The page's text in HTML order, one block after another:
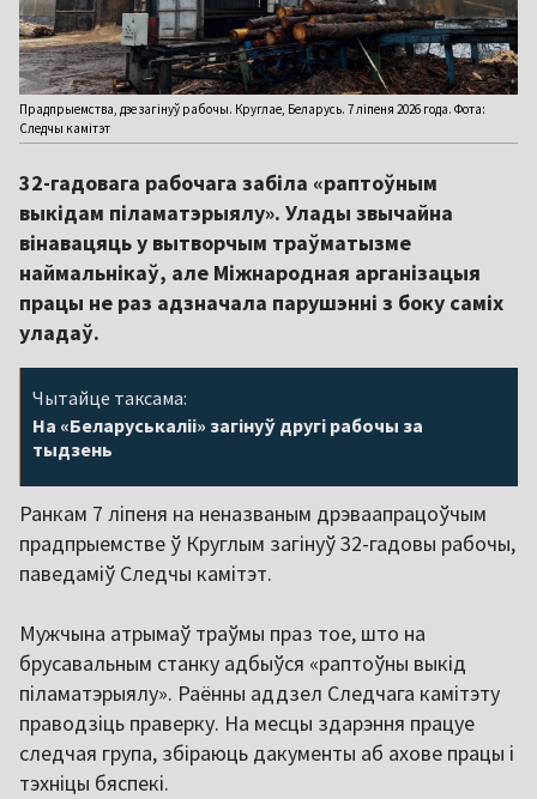
Прадпрыемства, дзе загінуў рабочы. Круглае, Беларусь. 7 ліпеня 2026 года. Фота:
Следчы камітэт
32-гадовага рабочага забіла «раптоўным
выкідам піламатэрыялу». Улады звычайна
вінавацяць у вытворчым траўматызме
наймальнікаў, але Міжнародная арганізацыя
працы не раз адзначала парушэнні з боку саміх
уладаў.
Чытайце таксама:
На «Беларуськаліі» загінуў другі рабочы за
тыдзень
Ранкам 7 ліпеня на неназваным дрэваапрацоўчым
прадпрыемстве ў Круглым загінуў 32-гадовы рабочы,
паведаміў Следчы камітэт.
Мужчына атрымаў траўмы праз тое, што на
брусавальным станку адбыўся «раптоўны выкід
піламатэрыялу». Раённы аддзел Следчага камітэту
праводзіць праверку. На месцы здарэння працуе
следчая група, збіраюць дакументы аб ахове працы і
тэхніцы бяспекі.